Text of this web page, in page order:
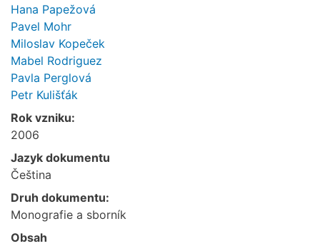
Hana Papežová
Pavel Mohr
Miloslav Kopeček
Mabel Rodriguez
Pavla Perglová
Petr Kulišťák
Rok vzniku:
2006
Jazyk dokumentu
Čeština
Druh dokumentu:
Monografie a sborník
Obsah